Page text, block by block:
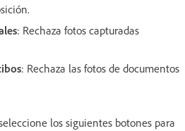
: Rechaza fotos capturadas
: Rechaza las fotos de documentos
los siguientes botones para